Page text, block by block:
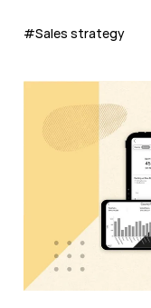
#Sales strategy